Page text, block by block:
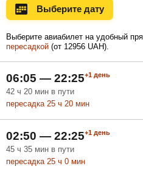
Ноябрь
Февраль
Май
Выберите дату
Выберите авиабилет на удобный
пересадкой (от 12956 UAH).
06:05 — 22:25+1 день
42 ч 20 мин в пути
пересадка 25 ч 20 мин
02:50 — 22:25+1 день
45 ч 35 мин в пути
пересадка 25 ч 0 мин